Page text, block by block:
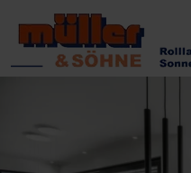
zur Top-Navigation
zur Hauptnavigation
Inhalt springen
zum Footer
Hauptnavigation